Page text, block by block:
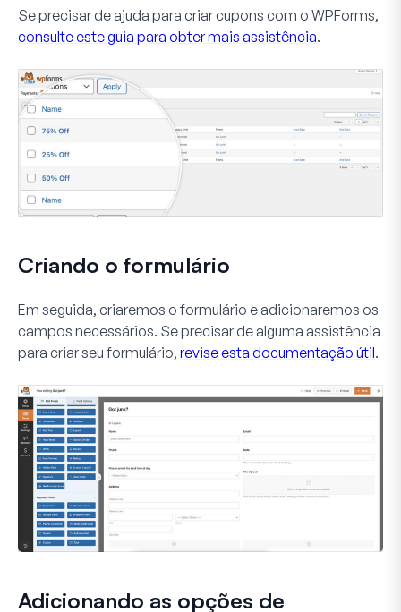
Se precisar de ajuda para criar cupons com o WPForms,
consulte este guia para obter mais assistência.
Criando o formulário
Em seguida, criaremos o formulário e adicionaremos os
campos necessários. Se precisar de alguma assistência
para criar seu formulário, revise esta documentação útil.
Adicionando as opções de